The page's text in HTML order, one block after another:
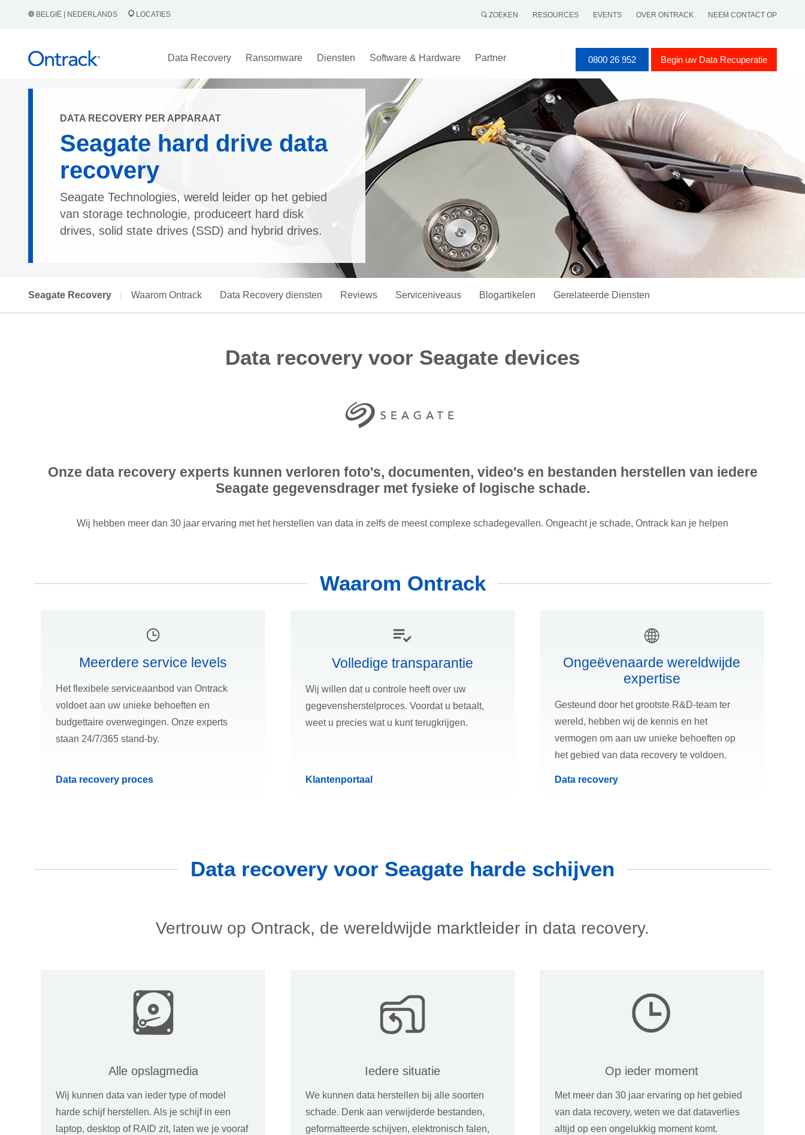
BELGIË | NEDERLANDS LOCATIES ZOEKEN RESOURCES EVENTS OVER ONTRACK NEEM CONTACT OP
Data Recovery Ransomware Diensten Software & Hardware Partner 0800 26 952 Begin uw Data Recuperatie
DATA RECOVERY PER APPARAAT
Seagate hard drive data
recovery
Seagate Technologies, wereld leider op het gebied
van storage technologie, produceert hard disk
drives, solid state drives (SSD) and hybrid drives.
Seagate Recovery Waarom Ontrack Data Recovery diensten Reviews Serviceniveaus Blogartikelen Gerelateerde Diensten
Data recovery voor Seagate devices
Onze data recovery experts kunnen verloren foto's, documenten, video's en bestanden herstellen van iedere
Seagate gegevensdrager met fysieke of logische schade.
Wij hebben meer dan 30 jaar ervaring met het herstellen van data in zelfs de meest complexe schadegevallen. Ongeacht je schade, Ontrack kan je helpen
Waarom Ontrack
Meerdere service levels
Het flexibele serviceaanbod van Ontrack
voldoet aan uw unieke behoeften en
budgettaire overwegingen. Onze experts
staan 24/7/365 stand-by.
Data recovery proces
Volledige transparantie
Wij willen dat u controle heeft over uw
gegevensherstelproces. Voordat u betaalt,
weet u precies wat u kunt terugkrijgen.
Klantenportaal
Ongeëvenaarde wereldwijde
expertise
Gesteund door het grootste R&D-team ter
wereld, hebben wij de kennis en het
vermogen om aan uw unieke behoeften op
het gebied van data recovery te voldoen.
Data recovery
Data recovery voor Seagate harde schijven
Vertrouw op Ontrack, de wereldwijde marktleider in data recovery.
Alle opslagmedia
Wij kunnen data van ieder type of model
harde schijf herstellen. Als je schijf in een
laptop, desktop of RAID zit, laten we je vooraf
Iedere situatie
We kunnen data herstellen bij alle soorten
schade. Denk aan verwijderde bestanden,
geformatteerde schijven, elektronisch falen,
Op ieder moment
Met meer dan 30 jaar ervaring op het gebied
van data recovery, weten we dat dataverlies
altijd op een ongelukkig moment komt.